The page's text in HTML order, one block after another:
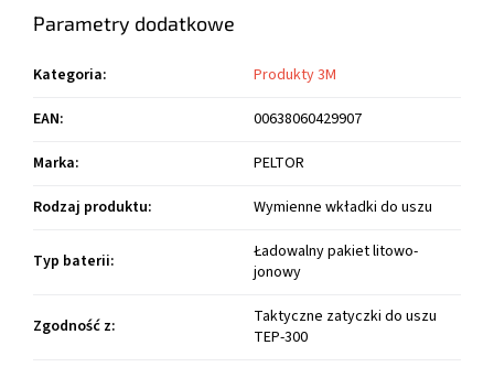
Parametry dodatkowe
Kategoria:
Produkty 3M
EAN:
00638060429907
Marka:
PELTOR
Rodzaj produktu: Wymienne wkładki do uszu
Typ baterii:
Ładowalny pakiet litowo-
jonowy
Zgodność z:
Taktyczne zatyczki do uszu
TEP-300